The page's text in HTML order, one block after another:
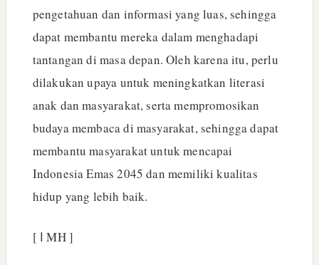
pengetahuan dan informasi yang luas, sehingga
dapat membantu mereka dalam menghadapi
tantangan di masa depan. Oleh karena itu, perlu
dilakukan upaya untuk meningkatkan literasi
anak dan masyarakat, serta mempromosikan
budaya membaca di masyarakat, sehingga dapat
membantu masyarakat untuk mencapai
Indonesia Emas 2045 dan memiliki kualitas
hidup yang lebih baik.
[ ا MH ]